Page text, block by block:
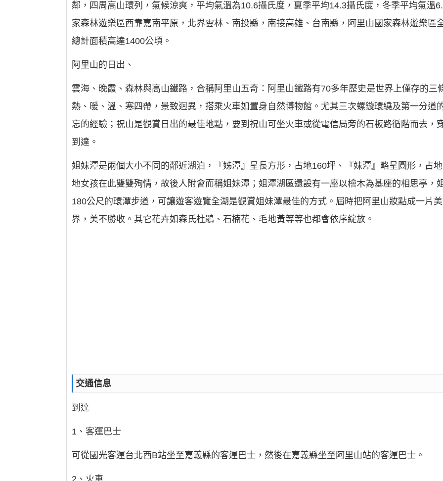
鄰，四周高山環列，氣候涼爽，平均氣溫為10.6攝氏度，夏季平均14.3攝氏度，冬季平均氣溫
家森林遊樂區西靠嘉南平原，北界雲林、南投縣，南接高雄、台南縣，阿里山國家森林遊樂區
總計面積高達1400公頃。
阿里山的日出、
雲海、晚霞、森林與高山鐵路，合稱阿里山五奇：阿里山鐵路有70多年歷史是世界上僅存的三
熱、暖、溫、寒四帶，景致迥異，搭乘火車如置身自然博物館。尤其三次螺鏇環繞及第一分道
忘的經驗；祝山是觀賞日出的最佳地點，要到祝山可坐火車或從電信局旁的石板路循階而去，
到達。
姐妹潭是兩個大小不同的鄰近湖泊，『姊潭』呈長方形，占地160坪、『妹潭』略呈圓形，占
地女孩在此雙雙殉情，故後人附會而稱姐妹潭；姐潭湖區還設有一座以檜木為基座的相思亭，
180公尺的環潭步道，可讓遊客遊覽全湖是觀賞姐妹潭最佳的方式。屆時把阿里山妝點成一片
界，美不勝收。其它花卉如森氏杜鵑、石楠花、毛地黃等等也都會依序綻放。
交通信息
到達
1、客運巴士
可從國光客運台北西B站坐至嘉義縣的客運巴士，然後在嘉義縣坐至阿里山站的客運巴士。
2、火車